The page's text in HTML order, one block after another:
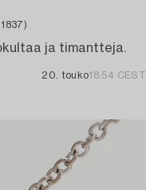
ja timantteja.
20. touko18:54 CEST